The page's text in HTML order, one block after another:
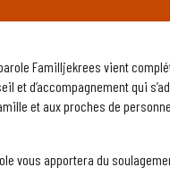
Familljekrees vient
et d’accompagnement qui
et aux proches de
vous apportera du